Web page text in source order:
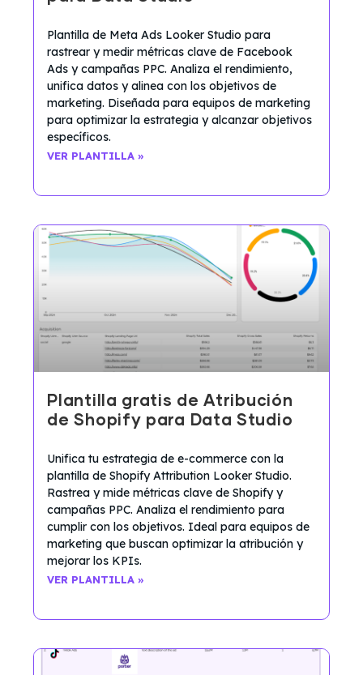
Plantilla de Meta Ads Looker Studio para
rastrear y medir métricas clave de Facebook
Ads y campañas PPC. Analiza el rendimiento,
unifica datos y alinea con los objetivos de
marketing. Diseñada para equipos de marketing
para optimizar la estrategia y alcanzar objetivos
específicos.
VER PLANTILLA »
Plantilla gratis de Atribución
de Shopify para Data Studio
Unifica tu estrategia de e-commerce con la
plantilla de Shopify Attribution Looker Studio.
Rastrea y mide métricas clave de Shopify y
campañas PPC. Analiza el rendimiento para
cumplir con los objetivos. Ideal para equipos de
marketing que buscan optimizar la atribución y
mejorar los KPIs.
VER PLANTILLA »